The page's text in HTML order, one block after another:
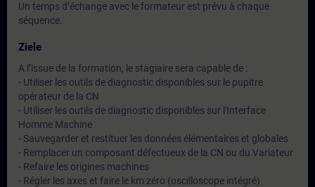
Un temps d’échange avec le formateur est prévu à chaque
séquence.
Ziele
A l’issue de la formation, le stagiaire sera capable de :
- Utiliser les outils de diagnostic disponibles sur le pupitre
opérateur de la CN
- Utiliser les outils de diagnostic disponibles sur l'Interface
Homme Machine
- Sauvegarder et restituer les données élémentaires et globales
- Remplacer un composant défectueux de la CN ou du Variateur
- Refaire les origines machines
- Régler les axes et faire le km zéro (oscilloscope intégré)